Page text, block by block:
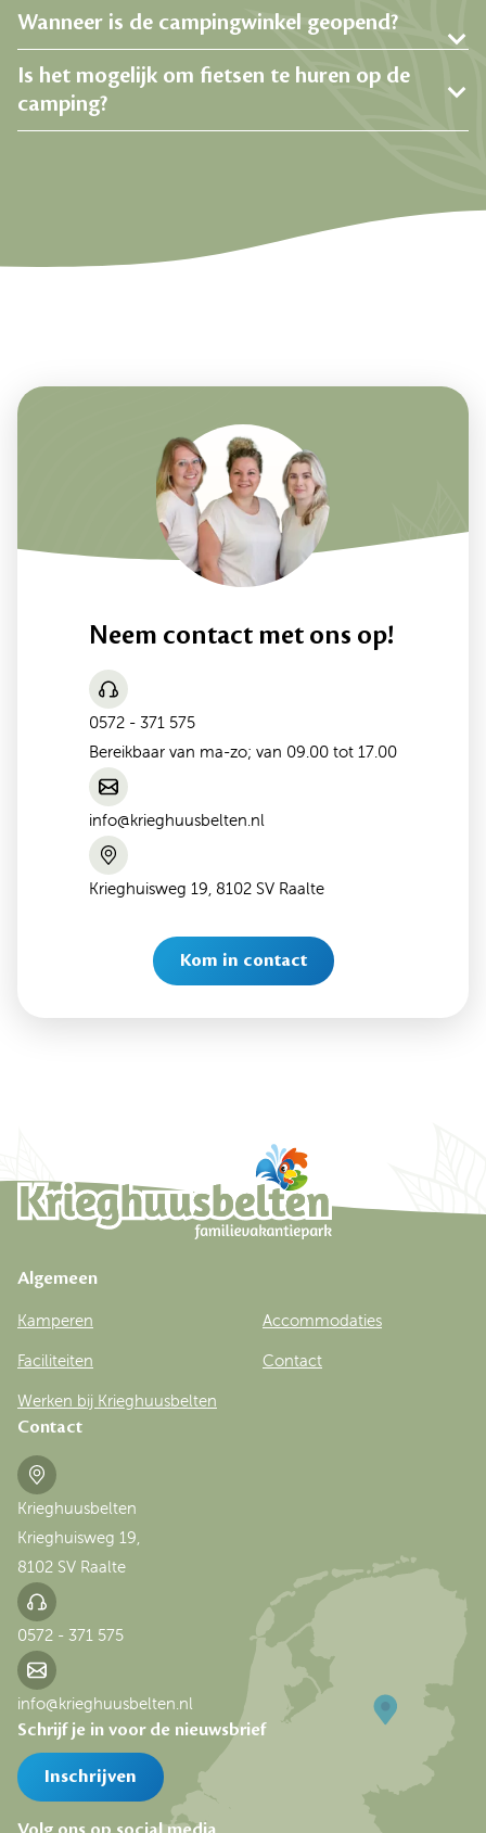
Wanneer is de campingwinkel geopend?
Is het mogelijk om fietsen te huren op de
camping?
Neem contact met ons op!
0572 - 371 575
Bereikbaar van ma-zo; van 09.00 tot 17.00
info@krieghuusbelten.nl
Krieghuisweg 19, 8102 SV Raalte
Kom in contact
Schrijf je in voor de nieuwsbrief
Inschrijven
Contact
Krieghuusbelten
Krieghuisweg 19,
8102 SV Raalte
0572 - 371 575
info@krieghuusbelten.nl
Algemeen
Kamperen Accommodaties
Faciliteiten Contact
Werken bij Krieghuusbelten